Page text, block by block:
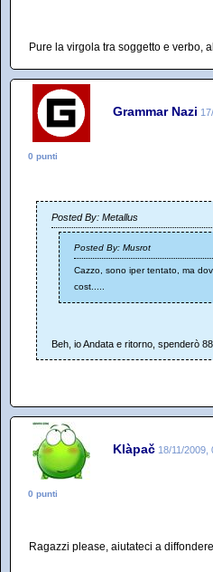
Pure la virgola tra soggetto e verbo,
Grammar Nazi
0 punti
Posted By: Metallus
Posted By: Musrot
Cazzo, sono iper tentato, ma
cost.....
Beh, io Andata e ritorno, spenderò
Klàpač 18/11/2009,
0 punti
Ragazzi please, aiutateci a